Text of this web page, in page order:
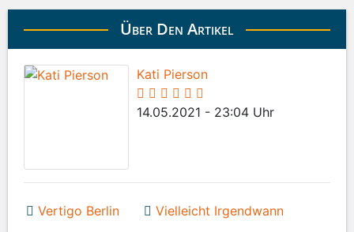
Über Den Artikel
Kati Pierson
14.05.2021 - 23:04 Uhr
Vertigo Berlin
Vielleicht Irgendwann